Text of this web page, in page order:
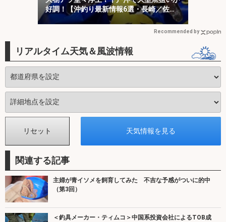
好調！【沖釣り最新情報6選・長崎／佐
Recommended by
リアルタイム天気＆風波情報
関連する記事
主婦が青イソメを飼育してみた 不吉な予感がついに的中
（第3回）
＜釣具メーカー・ティムコ＞中国系投資会社によるTOB成